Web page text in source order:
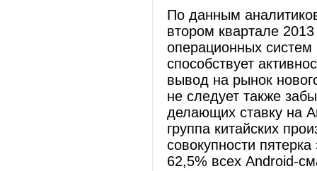
По данным
втором квартале
операционных
способствует
вывод на рынок
не следует также
делающих ставку на
группа китайских
совокупности
62,5% всех Android-